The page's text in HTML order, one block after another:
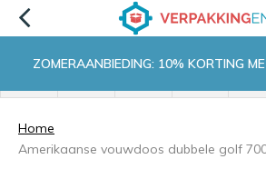
ZOMERAANBIEDING: 10% KORTING
Home
Amerikaanse vouwdoos dubbele golf